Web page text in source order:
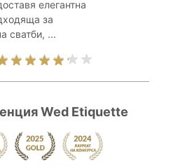
елегантна
за
сватби, ...
Wed Etiquette